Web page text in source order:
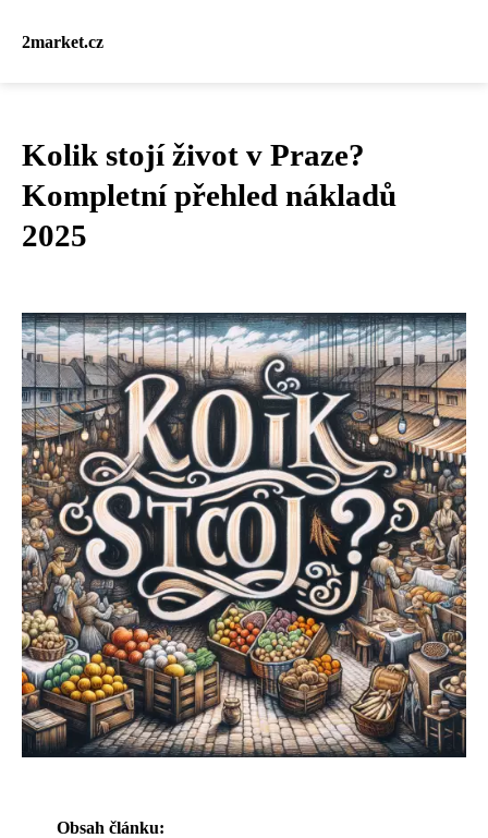
2market.cz
Kolik stojí život v Praze?
Kompletní přehled nákladů
2025
Obsah článku: